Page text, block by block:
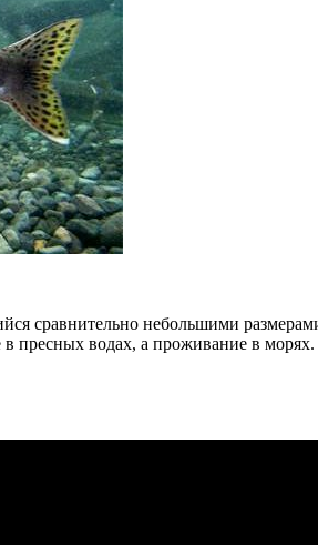
сравнительно небольшими
водах, а проживание в